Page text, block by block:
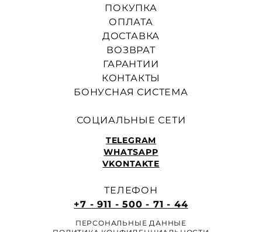
ПОКУПКА
ОПЛАТА
ДОСТАВКА
ВОЗВРАТ
ГАРАНТИИ
КОНТАКТЫ
БОНУСНАЯ СИСТЕМА
СОЦИАЛЬНЫЕ СЕТИ
TELEGRAM
WHATSAPP
VKONTAKTE
ТЕЛЕФОН
+7 - 911 - 500 - 71 - 44
ПЕРСОНАЛЬНЫЕ ДАННЫЕ